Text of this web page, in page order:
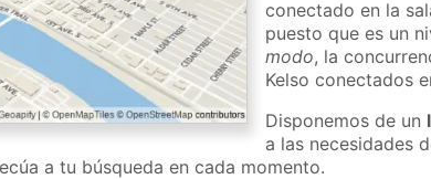
conectado en la
puesto que es un
modo, la
Kelso conectados
Disponemos de un
a las necesidades
a tu búsqueda en cada momento.